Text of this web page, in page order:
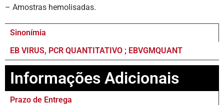
– Amostras hemolisadas.
Sinonímia
EB VIRUS, PCR QUANTITATIVO ; EBVGMQUANT
Informações Adicionais
Prazo de Entrega